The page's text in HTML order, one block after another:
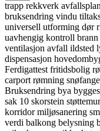
trapp rekkverk avfallsplan
bruksendring vindu
universell utforming dør
uavhengig kontroll brann
ventilasjon avfall ildsted
dispensasjon
Ferdigattest fritidsbolig
carport rømning
Bruksendring bya
sak 10 skorstein
korridormiljøsanering
verdi balkong belysning